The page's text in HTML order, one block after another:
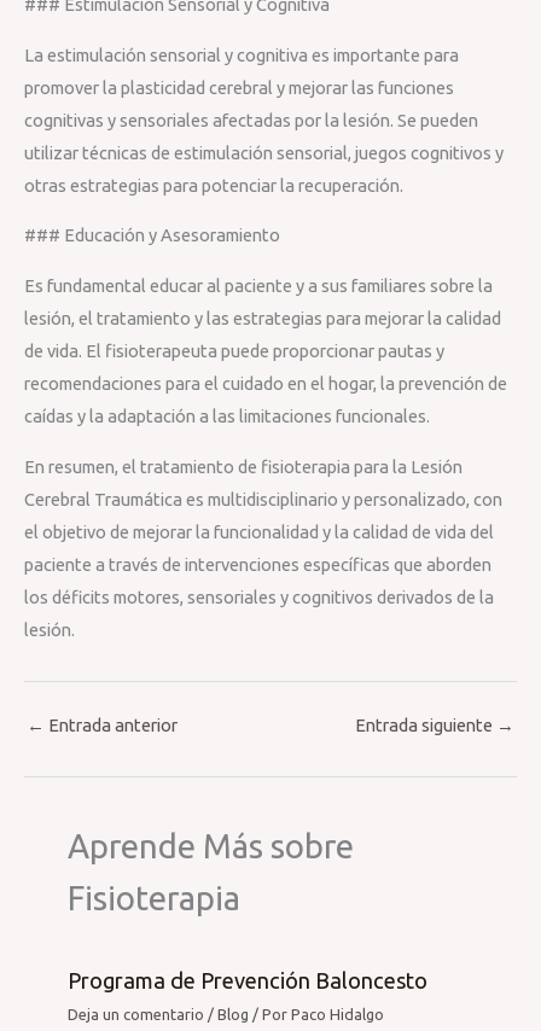
### Estimulación Sensorial y Cognitiva
La estimulación sensorial y cognitiva es importante para
promover la plasticidad cerebral y mejorar las funciones
cognitivas y sensoriales afectadas por la lesión. Se pueden
utilizar técnicas de estimulación sensorial, juegos cognitivos y
otras estrategias para potenciar la recuperación.
### Educación y Asesoramiento
Es fundamental educar al paciente y a sus familiares sobre la
lesión, el tratamiento y las estrategias para mejorar la calidad
de vida. El fisioterapeuta puede proporcionar pautas y
recomendaciones para el cuidado en el hogar, la prevención de
caídas y la adaptación a las limitaciones funcionales.
En resumen, el tratamiento de fisioterapia para la Lesión
Cerebral Traumática es multidisciplinario y personalizado, con
el objetivo de mejorar la funcionalidad y la calidad de vida del
paciente a través de intervenciones específicas que aborden
los déficits motores, sensoriales y cognitivos derivados de la
lesión.
← Entrada anterior Entrada siguiente →
Aprende Más sobre
Fisioterapia
Programa de Prevención Baloncesto
Deja un comentario /Blog / PorPaco Hidalgo